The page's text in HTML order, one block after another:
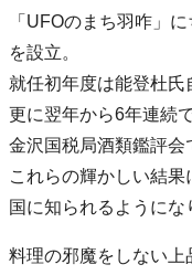
「UFOのまち羽咋」
を設立。
就任初年度は能登杜氏
更に翌年から6年連続
金沢国税局酒類鑑評会
これらの輝かしい結
国に知られるようにな
料理の邪魔をしない上